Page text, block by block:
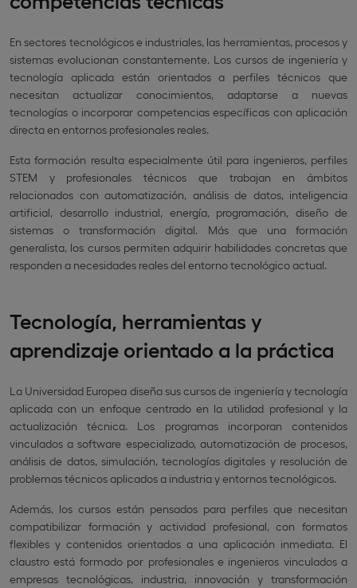
En sectores tecnológicos e industriales, las herramientas, procesos y
sistemas evolucionan constantemente. Los cursos de ingeniería y
tecnología aplicada están orientados a perfiles técnicos que
necesitan actualizar conocimientos, adaptarse a nuevas
tecnologías o incorporar competencias específicas con aplicación
directa en entornos profesionales reales.
Esta formación resulta especialmente útil para ingenieros, perfiles
STEM y profesionales técnicos que trabajan en ámbitos
relacionados con automatización, análisis de datos, inteligencia
artificial, desarrollo industrial, energía, programación, diseño de
sistemas o transformación digital. Más que una formación
generalista, los cursos permiten adquirir habilidades concretas que
responden a necesidades reales del entorno tecnológico actual.
Tecnología, herramientas y
aprendizaje orientado a la práctica
La Universidad Europea diseña sus cursos de ingeniería y tecnología
aplicada con un enfoque centrado en la utilidad profesional y la
actualización técnica. Los programas incorporan contenidos
vinculados a software especializado, automatización de procesos,
análisis de datos, simulación, tecnologías digitales y resolución de
problemas técnicos aplicados a industria y entornos tecnológicos.
Además, los cursos están pensados para perfiles que necesitan
compatibilizar formación y actividad profesional, con formatos
flexibles y contenidos orientados a una aplicación inmediata. El
claustro está formado por profesionales e ingenieros vinculados a
empresas tecnológicas, industria, innovación y transformación